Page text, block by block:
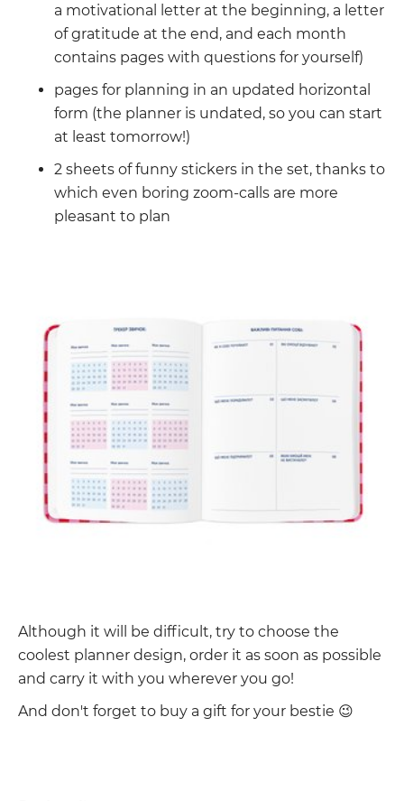
a motivational letter at the beginning, a letter
of gratitude at the end, and each month
contains pages with questions for yourself)
pages for planning in an updated horizontal
form (the planner is undated, so you can start
at least tomorrow!)
2 sheets of funny stickers in the set, thanks to
which even boring zoom-calls are more
pleasant to plan
Although it will be difficult, try to choose the
coolest planner design, order it as soon as possible
and carry it with you wherever you go!
And don't forget to buy a gift for your bestie 😉